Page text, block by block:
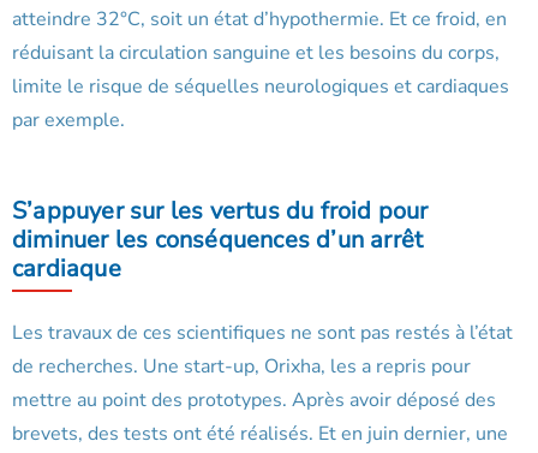
atteindre 32°C, soit un état d’hypothermie. Et ce froid, en
réduisant la circulation sanguine et les besoins du corps,
limite le risque de séquelles neurologiques et cardiaques
par exemple.
S’appuyer sur les vertus du froid pour
diminuer les conséquences d’un arrêt
cardiaque
Les travaux de ces scientifiques ne sont pas restés à l’état
de recherches. Une start-up, Orixha, les a repris pour
mettre au point des prototypes. Après avoir déposé des
brevets, des tests ont été réalisés. Et en juin dernier, une